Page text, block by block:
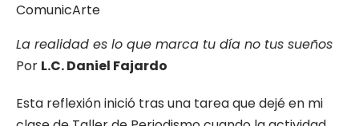
ComunicArte
La realidad es lo que marca tu día no tus sueños
Por L.C. Daniel Fajardo
Esta reflexión inició tras una tarea que dejé en mi